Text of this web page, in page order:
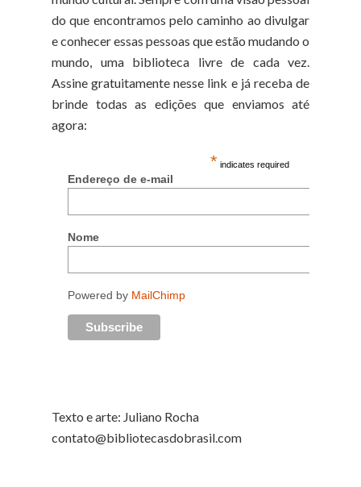
do que encontramos pelo caminho ao divulgar
e conhecer essas pessoas que estão mudando o
mundo, uma biblioteca livre de cada vez.
Assine gratuitamente nesse link e já receba de
brinde todas as edições que enviamos até
agora:
* indicates required
Endereço de e-mail
Nome
Powered by MailChimp
Texto e arte: Juliano Rocha
contato@bibliotecasdobrasil.com